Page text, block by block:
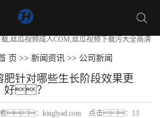
,丝瓜视频成人COM,丝瓜视频下载污大全高清
页 >> 新闻资讯 >> 公司新闻
肥针对哪些生长阶段效果更
好？
： kinglyad.com 点击： 13